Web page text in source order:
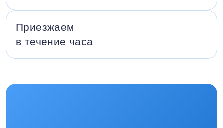
Приезжаем
в течение часа